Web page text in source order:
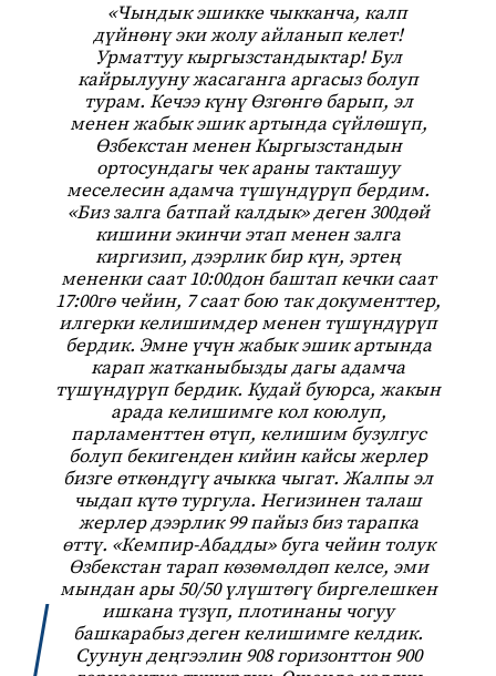
«Чындык эшикке чыкканча, калп
дүйнөнү эки жолу айланып келет!
Урматтуу кыргызстандыктар! Бул
кайрылууну жасаганга аргасыз болуп
турам. Кечээ күнү Өзгөнгө барып, эл
менен жабык эшик артында сүйлөшүп,
Өзбекстан менен Кыргызстандын
ортосундагы чек араны такташуу
меселесин адамча түшүндүрүп бердим.
«Биз залга батпай калдык» деген 300дөй
кишини экинчи этап менен залга
киргизип, дээрлик бир күн, эртең
мененки саат 10:00дон баштап кечки саат
17:00гө чейин, 7 саат бою так документтер,
илгерки келишимдер менен түшүндүрүп
бердик. Эмне үчүн жабык эшик артында
карап жатканыбызды дагы адамча
түшүндүрүп бердик. Кудай буюрса, жакын
арада келишимге кол коюлуп,
парламенттен өтүп, келишим бузулгус
болуп бекигенден кийин кайсы жерлер
бизге өткөндүгү ачыкка чыгат. Жалпы эл
чыдап күтө тургула. Негизинен талаш
жерлер дээрлик 99 пайыз биз тарапка
өттү. «Кемпир-Абадды» буга чейин толук
Өзбекстан тарап көзөмөлдөп келсе, эми
мындан ары 50/50 үлүштөгү биргелешкен
ишкана түзүп, плотинаны чогуу
башкарабыз деген келишимге келдик.
Суунун деңгээлин 908 горизонттон 900